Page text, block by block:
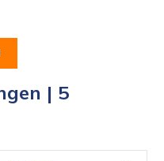
| 5